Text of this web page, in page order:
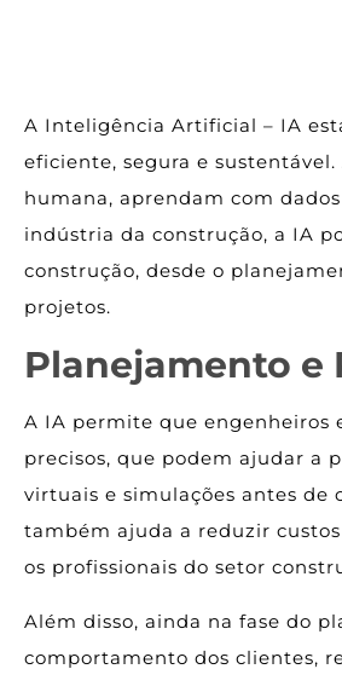
A Inteligência Artificial – IA
eficiente, segura e
humana, aprendam com
indústria da construção, a IA
construção, desde o
projetos.
Planejamento e
A IA permite que engenheiros
precisos, que podem ajudar a
virtuais e simulações antes
também ajuda a reduzir
os profissionais do setor
Além disso, ainda na fase do
comportamento dos clientes,